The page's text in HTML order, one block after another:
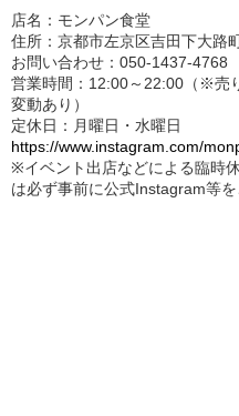
店名：モンパン食堂
住所：京都市左京区吉田下大路
お問い合わせ：050-1437-4768
営業時間：12:00～22:00（※売
変動あり）
定休日：月曜日・水曜日
https://www.instagram.com/
※イベント出店などによる臨時
は必ず事前に公式Instagram等